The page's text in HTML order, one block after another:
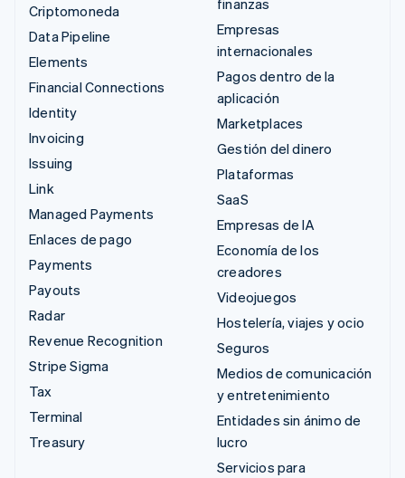
Criptomoneda
Data Pipeline
Elements
Financial Connections
Identity
Invoicing
Issuing
Link
Managed Payments
Enlaces de pago
Payments
Payouts
Radar
Revenue Recognition
Stripe Sigma
Tax
Terminal
Treasury
finanzas
Empresas
internacionales
Pagos dentro de la
aplicación
Marketplaces
Gestión del dinero
Plataformas
SaaS
Empresas de IA
Economía de los
creadores
Videojuegos
Hostelería, viajes y ocio
Seguros
Medios de comunicación
y entretenimiento
Entidades sin ánimo de
lucro
Servicios para